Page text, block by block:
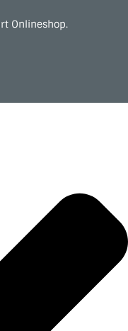
Onlineshop.